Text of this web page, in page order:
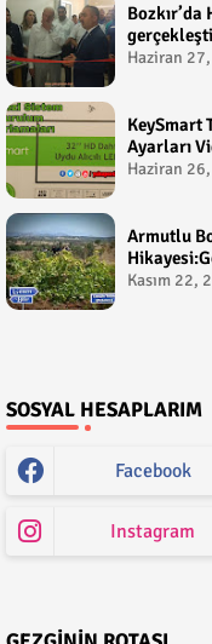
Haziran
KeySmart
Ayarları
Çetin
Haziran
Armutlu
Kasım 22,
SOSYAL HESAPLARIM
Facebook
Instagram